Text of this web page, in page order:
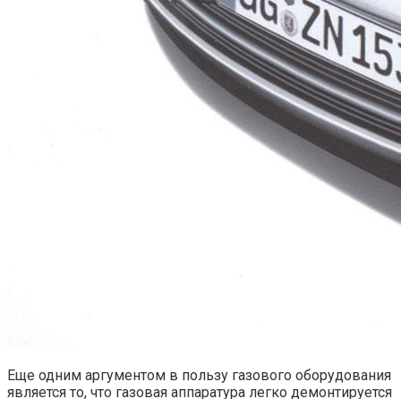
Еще одним аргументом в пользу газового оборудования
является то, что газовая аппаратура легко демонтируется